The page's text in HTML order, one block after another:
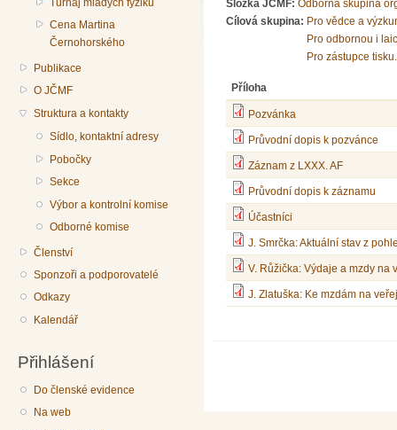
Turnaj mladých fyziků
Cena Martina
Černohorského
Publikace
O JČMF
Struktura a kontakty
Sídlo, kontaktní adresy
Pobočky
Sekce
Výbor a kontrolní komise
Odborné komise
Členství
Sponzoři a podporovatelé
Odkazy
Kalendář
Přihlášení
Do členské evidence
Na web
Složka JČMF: Odborná skupina
Cílová skupina: Pro vědce a
Pro odbornou i
Pro zástupce tisku.
Příloha
Pozvánka
Průvodní dopis k pozvánce
Záznam z LXXX. AF
Průvodní dopis k záznamu
Účastníci
J. Smrčka: Aktuální stav z
V. Růžička: Výdaje a mzdy na
J. Zlatuška: Ke mzdám na